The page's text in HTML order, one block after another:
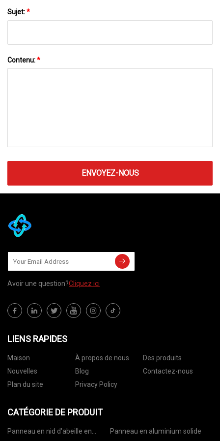
Sujet:*
Contenu:*
ENVOYEZ-NOUS
Avoir une question?Cliquez ici
LIENS RAPIDES
Maison À propos de nous
Des produits
Nouvelles
Blog
Contactez-nous
Plan du site
Privacy Policy
CATÉGORIE DE PRODUIT
Panneau en nid d'abeille en
Panneau en aluminium solide